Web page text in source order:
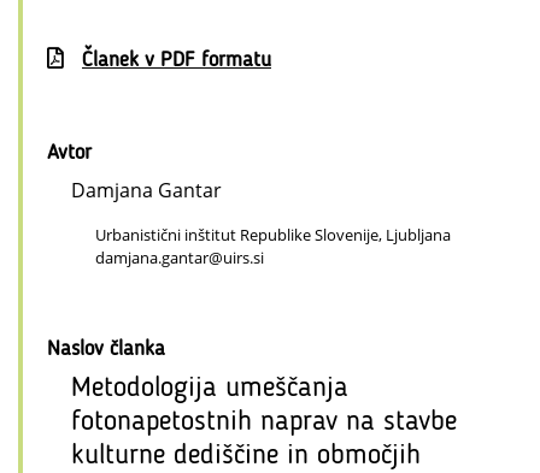
Članek v PDF formatu
Avtor
Damjana Gantar
Urbanistični inštitut Republike Slovenije, Ljubljana
damjana.gantar@uirs.si
Naslov članka
Metodologija umeščanja
fotonapetostnih naprav na stavbe
kulturne dediščine in območjih